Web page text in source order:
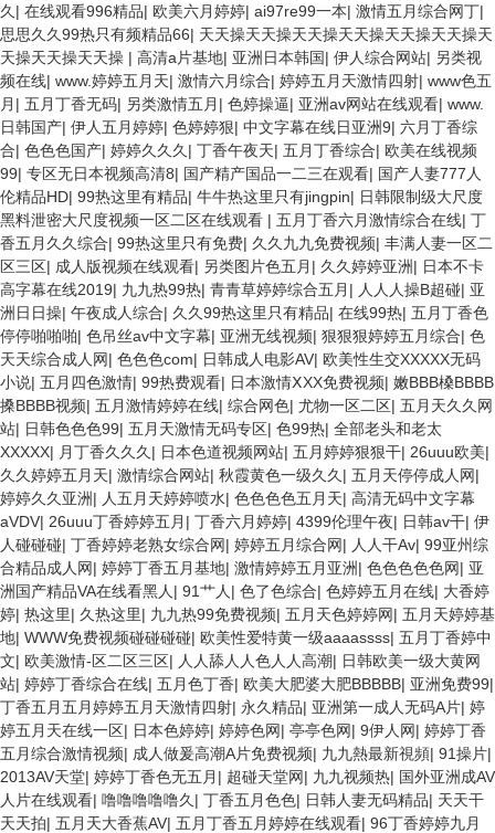
久 | 在线观看996精品| 欧美六月婷婷| ai97re99一本| 激情五月综合网丁|
思思久久99热只有频精品66| 天天操天天操天天操天天操天天操天天操天
天操天天操天天操 | 高清a片基地| 亚洲日本韩国| 伊人综合网站| 另类视
频在线| www.婷婷五月天| 激情六月综合| 婷婷五月天激情四射| www色五
月 | 五月丁香无码| 另类激情五月 | 色婷操逼| 亚洲av网站在线观看| www.
日韩国产| 伊人五月婷婷| 色婷婷狠| 中文字幕在线日亚洲9| 六月丁香综
合| 色色色国产| 婷婷久久久 | 丁香午夜天| 五月丁香综合| 欧美在线视频
99| 专区无日本视频高清8| 国产精产国品一二三在观看| 国产人妻777人
伦精品HD| 99热这里有精品| 牛牛热这里只有jingpin| 日韩限制级大尺度
黑料泄密大尺度视频一区二区在线观看 | 五月丁香六月激情综合在线| 丁
香五月久久综合| 99热这里只有免费| 久久九九免费视频| 丰满人妻一区二
区三区| 成人版视频在线观看| 另类图片色五月 | 久久婷婷亚洲| 日本不卡
高字幕在线2019| 九九热99热| 青青草婷婷综合五月 | 人人人操B超碰| 亚
洲日日操| 午夜成人综合| 久久99热这里只有精品| 在线99热| 五月丁香色
停停啪啪啪| 色吊丝av中文字幕| 亚洲无线视频| 狠狠狠婷婷五月综合| 色
天天综合成人网| 色色色com| 日韩成人电影AV| 欧美性生交XXXXX无码
小说| 五月四色激情| 99热费观看| 日本激情ⅩXX免费视频| 嫩BBB槡BBBB
搡BBBB视频| 五月激情婷婷在线| 综合网色| 尤物一区二区| 五月天久久网
站| 日韩色色色99| 五月天激情无码专区| 色99热| 全部老头和老太
XXXXX| 月丁香久久久 | 日本色道视频网站| 五月婷婷狠狠干| 26uuu欧美|
久久婷婷五月天| 激情综合网站| 秋霞黄色一级久久 | 五月天停停成人网|
婷婷久久亚洲| 人五月天婷婷喷水| 色色色色五月天| 高清无码中文字幕
aVDV| 26uuu丁香婷婷五月 | 丁香六月婷婷| 4399伦理午夜| 日韩av干| 伊
人碰碰碰| 丁香婷婷老熟女综合网| 婷婷五月综合网| 人人干Av| 99亚州综
合精品成人网| 婷婷丁香五月基地| 激情婷婷五月亚洲| 色色色色色网| 亚
洲国产精品VA在线看黑人 | 91艹人 | 色了色综合| 色婷婷五月在线| 大香婷
婷| 热这里| 久热这里| 九九热99免费视频| 五月天色婷婷网| 五月天婷婷基
地| WWW免费视频碰碰碰碰| 欧美性爱特黄一级aaaassss| 五月丁香婷中
文| 欧美激情-区二区三区| 人人舔人人色人人高潮| 日韩欧美一级大黄网
站| 婷婷丁香综合在线| 五月色丁香| 欧美大肥婆大肥BBBBB| 亚洲免费99|
丁香五月五月婷婷五月天激情四射| 永久精品| 亚洲第一成人无码A片| 婷
婷五月天在线一区| 日本色婷婷| 婷婷色网| 亭亭色网| 9伊人网| 婷婷丁香
五月综合激情视频| 成人做爰高潮A片免费视频| 九九熱最新視頻| 91操片|
2013AV天堂| 婷婷丁香色无五月 | 超碰天堂网| 九九视频热| 国外亚洲成AV
人片在线观看| 噜噜噜噜噜久 | 丁香五月色色| 日韩人妻无码精品| 天天干
天天拍| 五月天大香蕉AV| 五月丁香五月婷婷在线观看| 96丁香婷婷九月